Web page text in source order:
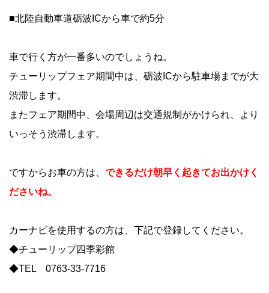
■北陸自動車道砺波ICから車で約5分
車で行く方が一番多いのでしょうね。
チューリップフェア期間中は、砺波ICから駐車場までが大
渋滞します。
またフェア期間中、会場周辺は交通規制がかけられ、より
いっそう渋滞します。
ですからお車の方は、 できるだけ朝早く起きてお出かけく
ださいね。
カーナビを使用するの方は、下記で登録してください。
◆チューリップ四季彩館
◆TEL 0763-33-7716